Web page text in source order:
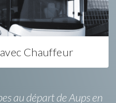
Chauffeur
au départ de Aups en